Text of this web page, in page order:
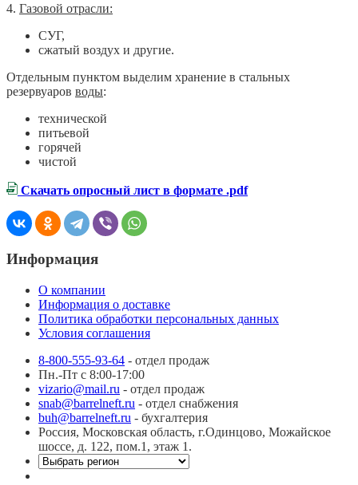
4. Газовой отрасли:
СУГ,
сжатый воздух и другие.
Отдельным пунктом выделим хранение в стальных
резервуаров воды:
технической
питьевой
горячей
чистой
Скачать опросный лист в формате .pdf
Информация
О компании
Информация о доставке
Политика обработки персональных данных
Условия соглашения
8-800-555-93-64 - отдел продаж
Пн.-Пт с 8:00-17:00
vizario@mail.ru - отдел продаж
snab@barrelneft.ru - отдел снабжения
buh@barrelneft.ru - бухгалтерия
Россия, Московская область, г.Одинцово, Можайское
шоссе, д. 122, пом.1, этаж 1.